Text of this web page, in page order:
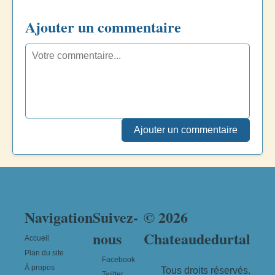
Ajouter un commentaire
Ajouter un commentaire
Navigation
Accueil
Plan du site
À propos
Suivez-
nous
Facebook
© 2026
Chateaudedurtal
Tous droits réservés.